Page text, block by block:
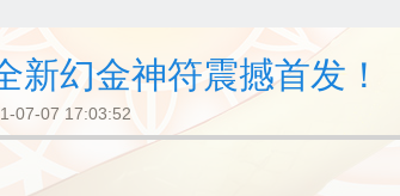
新幻金神符震撼首发！
07-07 17:03:52